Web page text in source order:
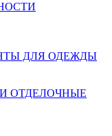
ДЛЯ ОДЕЖДЫ
ОТДЕЛОЧНЫЕ